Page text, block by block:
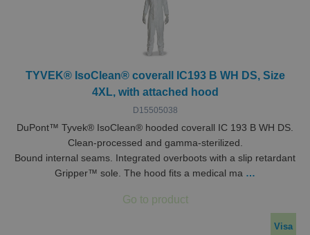
TYVEK® IsoClean® coverall IC193 B WH DS, Size
4XL, with attached hood
D15505038
DuPont™ Tyvek® IsoClean® hooded coverall IC 193 B WH DS.
Clean-processed and gamma-sterilized.
Bound internal seams. Integrated overboots with a slip retardant
Gripper™ sole. The hood fits a medical ma …
Visa